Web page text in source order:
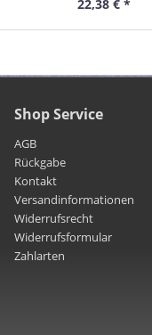
22,38 € *
Shop Service
AGB
Rückgabe
Kontakt
Versandinformationen
Widerrufsrecht
Widerrufsformular
Zahlarten